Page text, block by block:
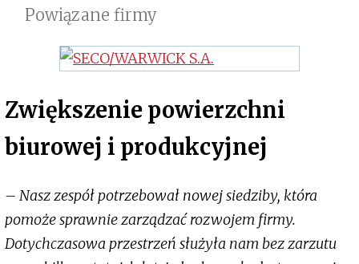
Powiązane firmy
Zwiększenie powierzchni
biurowej i produkcyjnej
– Nasz zespół potrzebował nowej siedziby, która
pomoże sprawnie zarządzać rozwojem firmy.
Dotychczasowa przestrzeń służyła nam bez zarzutu